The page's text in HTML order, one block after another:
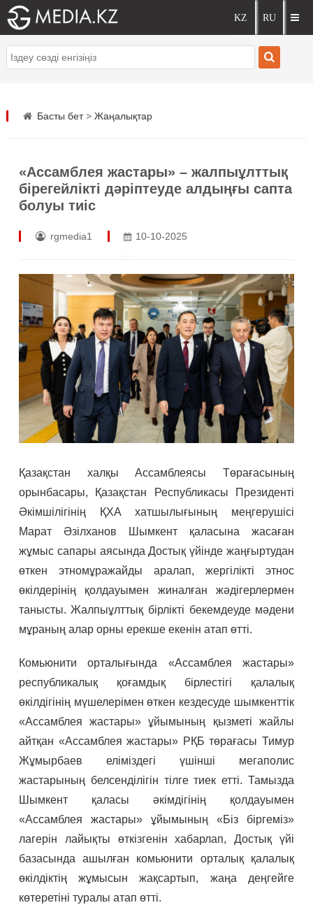
Басты бет> Жаңалықтар
«Ассамблея жастары» – жалпыұлттық
бірегейлікті дәріптеуде алдыңғы сапта
болуы тиіс
rgmedia1 10-10-2025
Қазақстан халқы Ассамблеясы Төрағасының
орынбасары, Қазақстан Республикасы Президенті
Әкімшілігінің ҚХА хатшылығының меңгерушісі
Марат Әзілханов Шымкент қаласына жасаған
жұмыс сапары аясында Достық үйінде жаңғыртудан
өткен этномұражайды аралап, жергілікті этнос
өкілдерінің қолдауымен жиналған жәдігерлермен
танысты. Жалпыұлттық бірлікті бекемдеуде мәдени
мұраның алар орны ерекше екенін атап өтті.
Комьюнити орталығында «Ассамблея жастары»
республикалық қоғамдық бірлестігі қалалық
өкілдігінің мүшелерімен өткен кездесуде шымкенттік
«Ассамблея жастары» ұйымының қызметі жайлы
айтқан «Ассамблея жастары» РҚБ төрағасы Тимур
Жұмырбаев еліміздегі үшінші мегаполис
жастарының белсенділігін тілге тиек етті. Тамызда
Шымкент қаласы әкімдігінің қолдауымен
«Ассамблея жастары» ұйымының «Біз біргеміз»
лагерін лайықты өткізгенін хабарлап, Достық үйі
базасында ашылған комьюнити орталық қалалық
өкілдіктің жұмысын жақсартып, жаңа деңгейге
көтеретіні туралы атап өтті.